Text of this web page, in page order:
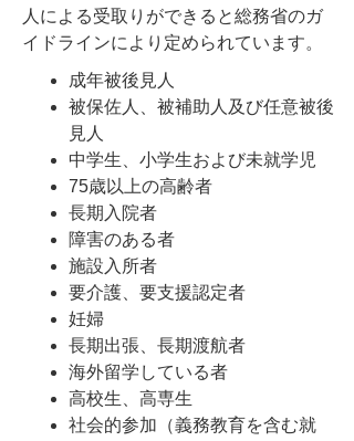
人による受取りができると総務省のガ
イドラインにより定められています。
成年被後見人
被保佐人、被補助人及び任意被後
見人
中学生、小学生および未就学児
75歳以上の高齢者
長期入院者
障害のある者
施設入所者
要介護、要支援認定者
妊婦
長期出張、長期渡航者
海外留学している者
高校生、高専生
社会的参加（義務教育を含む就